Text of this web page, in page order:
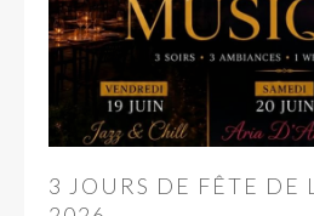
3 JOURS DE FÊTE DE